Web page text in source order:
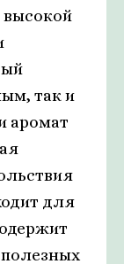
высокой
так и
аромат
для